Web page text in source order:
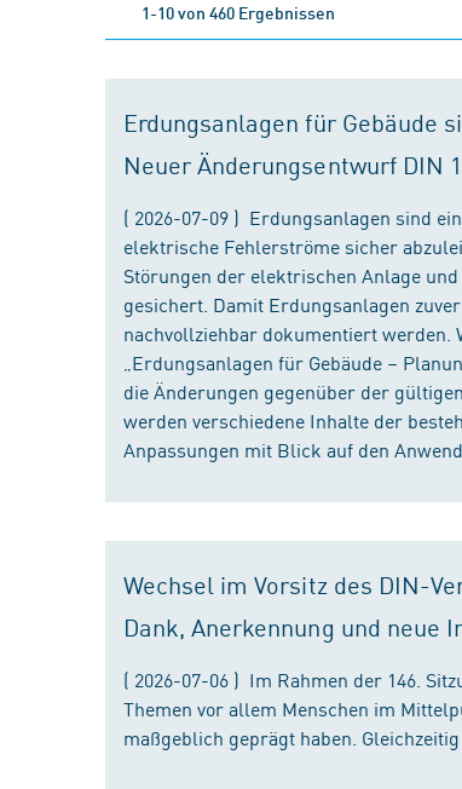
1-10 von 460 Ergebnissen
Erdungsanlagen für Gebäude
Neuer Änderungsentwurf DIN
( 2026-07-09 ) Erdungsanlagen sind
elektrische Fehlerströme sicher
Störungen der elektrischen Anlage
gesichert. Damit Erdungsanlagen
nachvollziehbar dokumentiert werden.
„Erdungsanlagen für Gebäude –
die Änderungen gegenüber der
werden verschiedene Inhalte der
Anpassungen mit Blick auf den
Wechsel im Vorsitz des DIN-
Dank, Anerkennung und neue
( 2026-07-06 ) Im Rahmen der 146.
Themen vor allem Menschen im
maßgeblich geprägt haben.